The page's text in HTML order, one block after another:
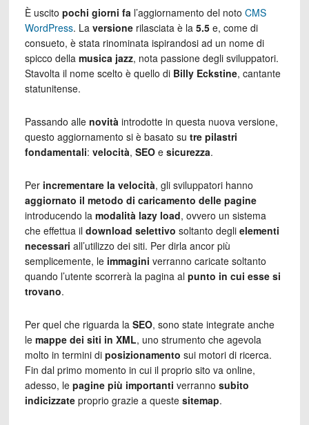
È uscito pochi giorni fa l’aggiornamento del noto CMS
WordPress. La versionerilasciata è la 5.5e, come di
consueto, è stata rinominata ispirandosi ad un nome di
spicco della musica jazz, nota passione degli sviluppatori.
Stavolta il nome scelto è quello di Billy Eckstine, cantante
statunitense.
Passando alle novità introdotte in questa nuova versione,
questo aggiornamento si è basato su tre pilastri
fondamentali: velocità, SEOe sicurezza.
Per incrementare la velocità, gli sviluppatori hanno
aggiornato il metodo di caricamento delle pagine
introducendo la modalità lazy load, ovvero un sistema
che effettua il download selettivo soltanto degli elementi
necessari all’utilizzo dei siti. Per dirla ancor più
semplicemente, le immagini verranno caricate soltanto
quando l’utente scorrerà la pagina al punto in cui esse si
trovano.
Per quel che riguarda la SEO, sono state integrate anche
le mappe dei siti in XML, uno strumento che agevola
molto in termini di posizionamento sui motori di ricerca.
Fin dal primo momento in cui il proprio sito va online,
adesso, le pagine più importanti verranno subito
indicizzateproprio grazie a queste sitemap.